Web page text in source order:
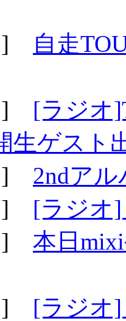
自走
[ラジオ
生ゲスト
2ndア
[ラジオ
本日
[ラジオ]